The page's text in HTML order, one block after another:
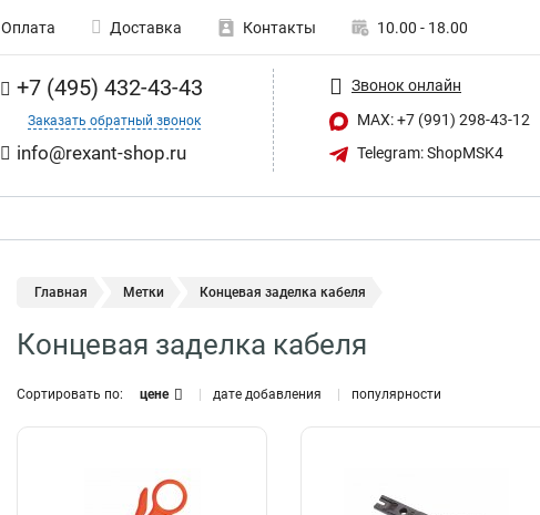
Оплата Доставка Контакты 10.00 - 18.00
+7 (495) 432-43-43
Заказать обратный звонок
info@rexant-shop.ru
Звонок онлайн
MAX: +7 (991) 298-43-12
Telegram: ShopMSK4
Главная Метки Концевая заделка кабеля
Концевая заделка кабеля
Сортировать по: цене дате добавления популярности